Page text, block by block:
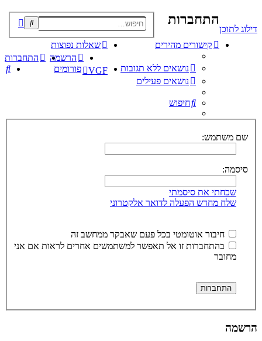
דילוג לתוכן
קישורים מהירים
נושאים ללא תגובות
נושאים פעילים
חיפוש
שאלות נפוצות
התחברות
הרשמה
VGF
פורומים
התחברות
שם משתמש:
סיסמה:
שכחתי את סיסמתי
שלח מחדש הפעלה לדואר אלקטרוני
חיבור אוטומטי בכל פעם שאבקר ממחשב זה
בהתחברות זו אל תאפשר למשתמשים אחרים לראות אם אני
מחובר
הרשמה